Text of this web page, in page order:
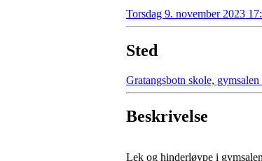
Torsdag 9. november 2023
Sted
Gratangsbotn skole, gymsalen
Beskrivelse
Lek og hinderløype i